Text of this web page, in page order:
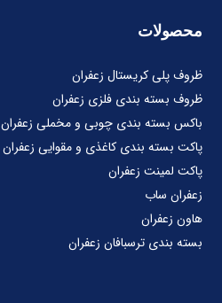
محصولات
ظروف پلی کریستال زعفران
ظروف بسته بندی فلزی زعفران
باکس بسته بندی چوبی و مخملی زعفران
پاکت بسته بندی کاغذی و مقوایی زعفران
پاکت لمینت زعفران
زعفران ساب
هاون زعفران
بسته بندی ترسبافان زعفران